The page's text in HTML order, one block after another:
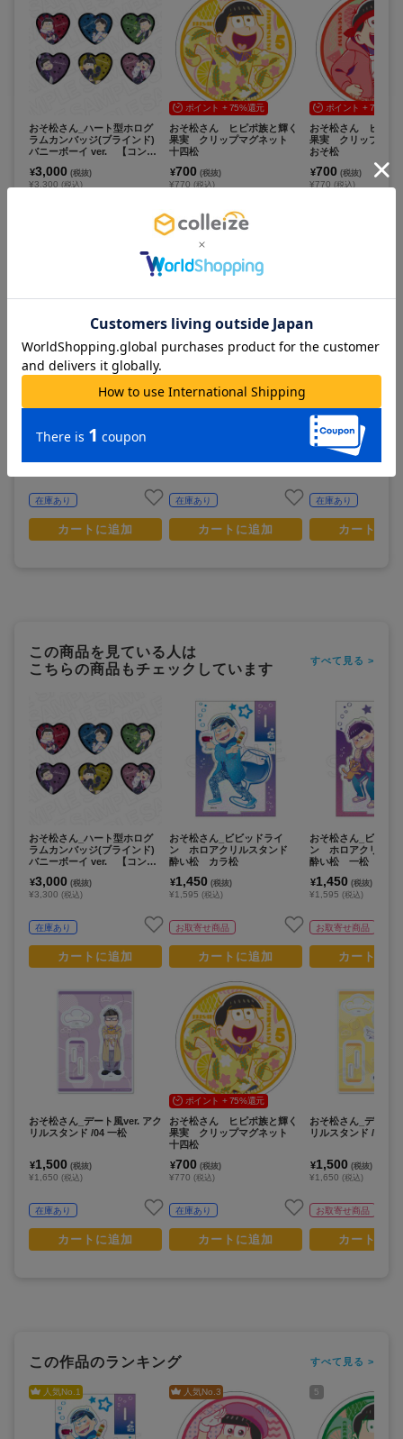
おそ松さん_ハート型ホログ
ラムカンバッジ(ブラインド)
バニーボーイ ver. 【コンプ
¥3,000 (税抜)
¥3,300 (税込)
おそ松さん_デート風ver. アク
在庫あり
カートに追加
ポイント + 75%還元
おそ松さん ヒピポ族と輝く
果実 クリップマグネット
十四松
¥700 (税抜)
¥770 (税込)
在庫あり
カートに追加
ポイント + 75%還元
おそ松さん ヒピポ族と輝く
在庫あり
カートに追加
ポイント + 75%還
おそ松さん ヒピポ
果実 クリップマ
おそ松
¥700 (税抜)
¥770 (税込)
おそ松さん ヒピポ
果実 クリップマ
トド松
700 (税抜)
在庫あり
カートに
この商品を見ている人は
こちらの商品もチェックしています
すべて見る >
おそ松さん_ハート型ホログ
ラムカンバッジ(ブラインド)
バニーボーイ ver. 【コンプ
¥3,000 (税抜)
¥3,300 (税込)
在庫あり
カートに追加
おそ松さん_デート風ver. アク
リルスタンド /04 一松
¥1,500 (税抜)
¥1,650 (税込)
在庫あり
カートに追加
おそ松さん_ビビッドライ
ン ホロアクリルスタンド
酔い松 カラ松
¥1,450 (税抜)
¥1,595 (税込)
お取寄せ商品
カートに追加
ポイント + 75%還元
おそ松さん ヒピポ族と輝く
果実 クリップマグネット
十四松
¥700 (税抜)
¥770 (税込)
在庫あり
カートに追加
おそ松さん_ビビッ
ン ホロアクリル
酔い松 一松
¥1,450 (税抜)
¥1,595 (税込)
お取寄せ商品
カートに
おそ松さん_デート
リルスタンド /05 十
¥1,500 (税抜)
¥1,650 (税込)
お取寄せ商品
カートに
この作品のランキング すべて見る >
人気No.1 人気No.3 5